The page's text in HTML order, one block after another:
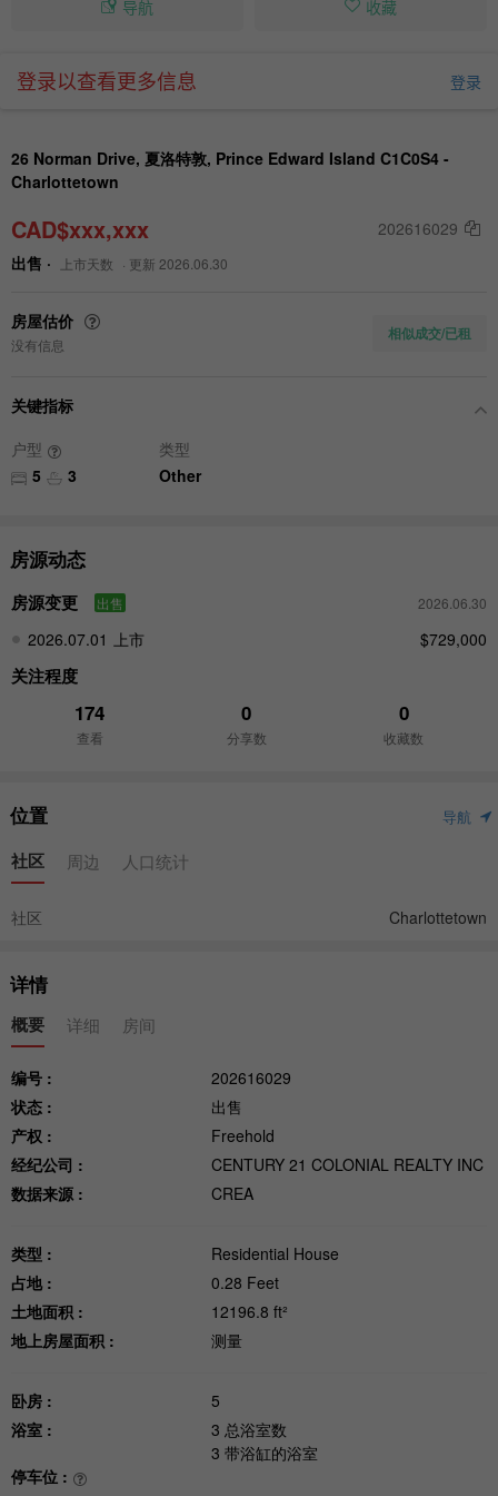
导航 收藏
登录以查看更多信息 登录